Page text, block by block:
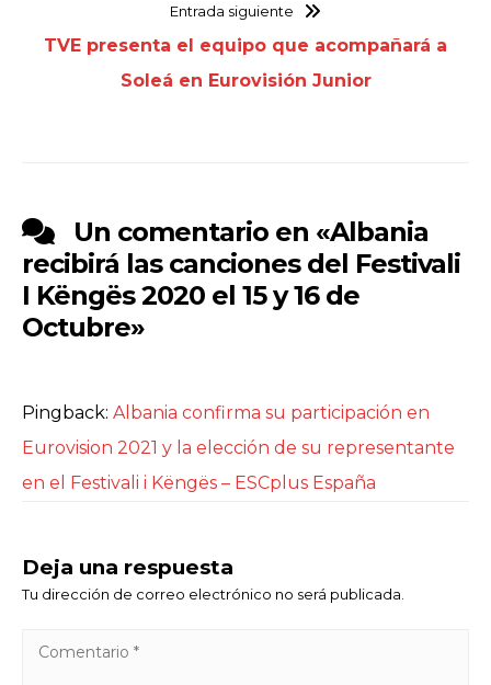
Entrada siguiente
TVE presenta el equipo que acompañará a
Soleá en Eurovisión Junior
Un comentario en «Albania
recibirá las canciones del Festivali
I Këngës 2020 el 15 y 16 de
Octubre»
Pingback: Albania confirma su participación en
Eurovision 2021 y la elección de su representante
en el Festivali i Këngës – ESCplus España
Deja una respuesta
Tu dirección de correo electrónico no será publicada.